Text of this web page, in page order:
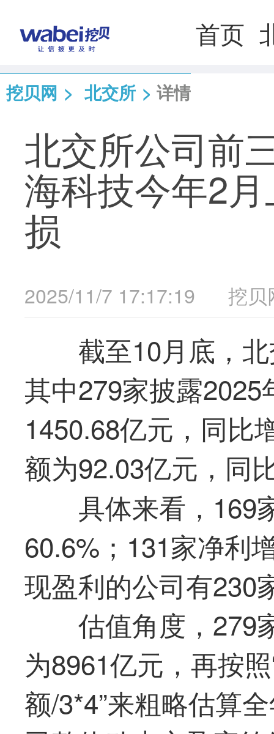
首页
挖贝网 > 北交所 > 详情
北交所公司前
海科技今年2
损
2025/11/7 17:17:19 挖贝
截至10月底，
其中279家披露
1450.68亿元，同比
额为92.03亿元，同
具体来看，169
60.6%；131家净利
现盈利的公司有230
估值角度，279
为8961亿元，再按
额/3*4”来粗略估算